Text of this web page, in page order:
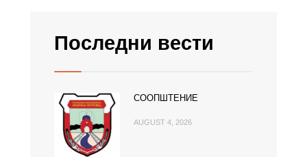
Последни вести
СООПШТЕНИЕ
AUGUST 4, 2026